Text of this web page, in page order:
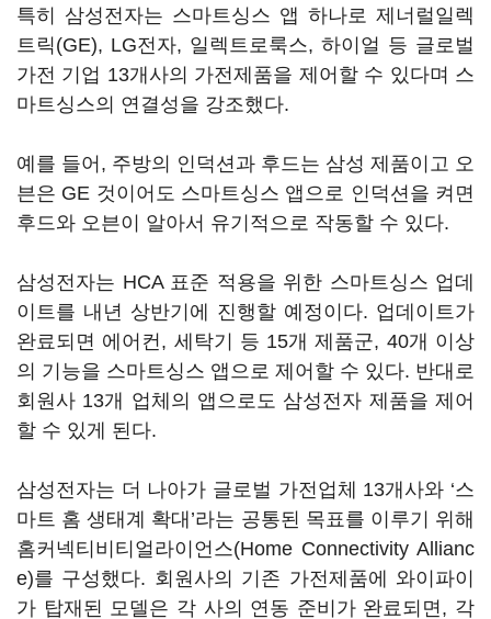
특히 삼성전자는 스마트싱스 앱 하나로 제너럴일렉
트릭(GE), LG전자, 일렉트로룩스, 하이얼 등 글로벌
가전 기업 13개사의 가전제품을 제어할 수 있다며 스
마트싱스의 연결성을 강조했다.
예를 들어, 주방의 인덕션과 후드는 삼성 제품이고 오
븐은 GE 것이어도 스마트싱스 앱으로 인덕션을 켜면
후드와 오븐이 알아서 유기적으로 작동할 수 있다.
삼성전자는 HCA 표준 적용을 위한 스마트싱스 업데
이트를 내년 상반기에 진행할 예정이다. 업데이트가
완료되면 에어컨, 세탁기 등 15개 제품군, 40개 이상
의 기능을 스마트싱스 앱으로 제어할 수 있다. 반대로
회원사 13개 업체의 앱으로도 삼성전자 제품을 제어
할 수 있게 된다.
삼성전자는 더 나아가 글로벌 가전업체 13개사와 ‘스
마트 홈 생태계 확대’라는 공통된 목표를 이루기 위해
홈커넥티비티얼라이언스(Home Connectivity Allianc
e)를 구성했다. 회원사의 기존 가전제품에 와이파이
가 탑재된 모델은 각 사의 연동 준비가 완료되면, 각